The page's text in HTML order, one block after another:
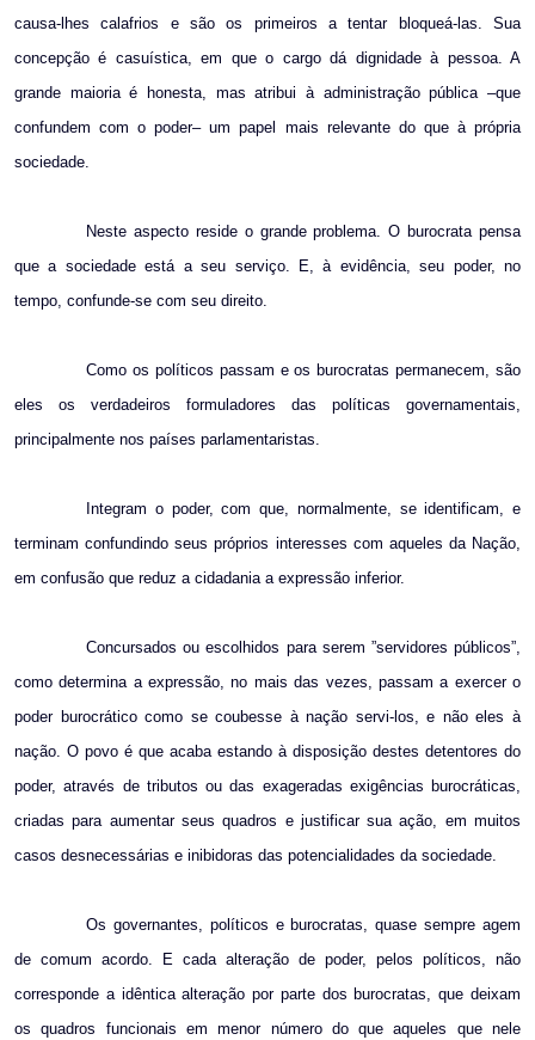
causa-lhes calafrios e são os primeiros a tentar bloqueá-las. Sua
concepção é casuística, em que o cargo dá dignidade à pessoa. A
grande maioria é honesta, mas atribui à administração pública –que
confundem com o poder– um papel mais relevante do que à própria
sociedade.
Neste aspecto reside o grande problema. O burocrata pensa
que a sociedade está a seu serviço. E, à evidência, seu poder, no
tempo, confunde-se com seu direito.
Como os políticos passam e os burocratas permanecem, são
eles os verdadeiros formuladores das políticas governamentais,
principalmente nos países parlamentaristas.
Integram o poder, com que, normalmente, se identificam, e
terminam confundindo seus próprios interesses com aqueles da Nação,
em confusão que reduz a cidadania a expressão inferior.
Concursados ou escolhidos para serem ”servidores públicos”,
como determina a expressão, no mais das vezes, passam a exercer o
poder burocrático como se coubesse à nação servi-los, e não eles à
nação. O povo é que acaba estando à disposição destes detentores do
poder, através de tributos ou das exageradas exigências burocráticas,
criadas para aumentar seus quadros e justificar sua ação, em muitos
casos desnecessárias e inibidoras das potencialidades da sociedade.
Os governantes, políticos e burocratas, quase sempre agem
de comum acordo. E cada alteração de poder, pelos políticos, não
corresponde a idêntica alteração por parte dos burocratas, que deixam
os quadros funcionais em menor número do que aqueles que nele